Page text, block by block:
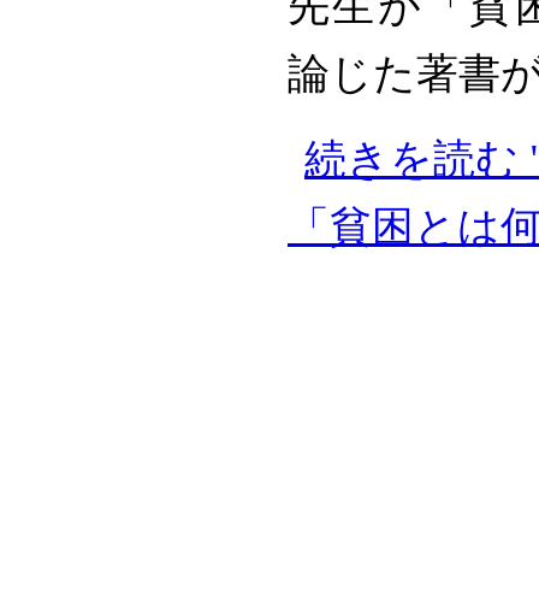
論じた著書
続きを読む
「貧困とは